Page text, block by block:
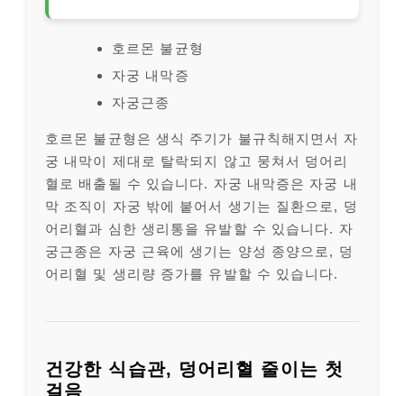
호르몬 불균형
자궁 내막증
자궁근종
호르몬 불균형은 생식 주기가 불규칙해지면서 자
궁 내막이 제대로 탈락되지 않고 뭉쳐서 덩어리
혈로 배출될 수 있습니다. 자궁 내막증은 자궁 내
막 조직이 자궁 밖에 붙어서 생기는 질환으로, 덩
어리혈과 심한 생리통을 유발할 수 있습니다. 자
궁근종은 자궁 근육에 생기는 양성 종양으로, 덩
어리혈 및 생리량 증가를 유발할 수 있습니다.
건강한 식습관, 덩어리혈 줄이는 첫
걸음